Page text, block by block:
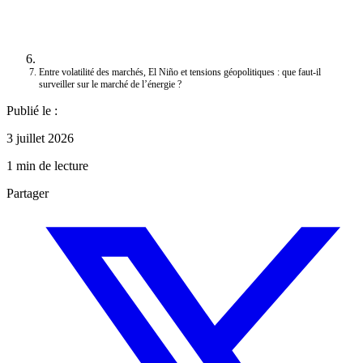
Entre volatilité des marchés, El Niño et tensions géopolitiques : que faut-il
surveiller sur le marché de l’énergie ?
Publié le :
3 juillet 2026
1 min de lecture
Partager